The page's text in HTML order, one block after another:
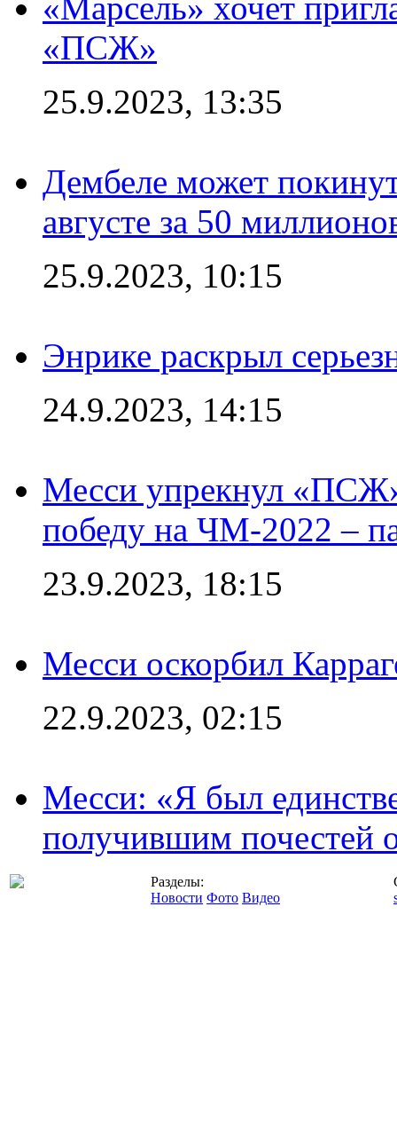
«ПСЖ»
25.9.2023, 13:35
Дембеле может
августе за 50
25.9.2023, 10:15
Энрике раскрыл
24.9.2023, 14:15
Месси упрекнул «ПСЖ»
победу на ЧМ-2022 –
23.9.2023, 18:15
Месси оскорбил
22.9.2023, 02:15
Месси: «Я был
получившим почестей
Разделы:
Новости Фото Видео